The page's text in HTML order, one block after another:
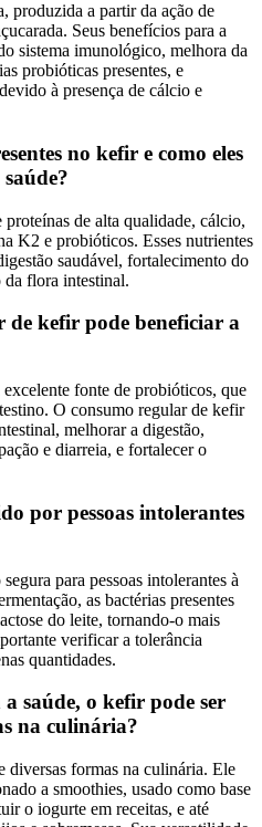
produzida a partir da ação de
Seus benefícios para a
sistema imunológico, melhora da
probióticas presentes, e
à presença de cálcio e
no kefir e como eles
de alta qualidade, cálcio,
K2 e probióticos. Esses nutrientes
saudável, fortalecimento do
flora intestinal.
de kefir pode beneficiar a
fonte de probióticos, que
O consumo regular de kefir
melhorar a digestão,
e diarreia, e fortalecer o
por pessoas intolerantes
para pessoas intolerantes à
as bactérias presentes
do leite, tornando-o mais
verificar a tolerância
quantidades.
saúde, o kefir pode ser
na culinária?
diversas formas na culinária. Ele
a smoothies, usado como base
o iogurte em receitas, e até